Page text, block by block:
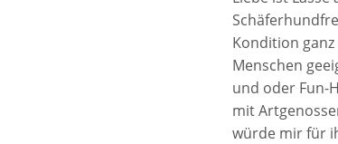
Kondition
Menschen
und oder Fun-
mit
würde mir für